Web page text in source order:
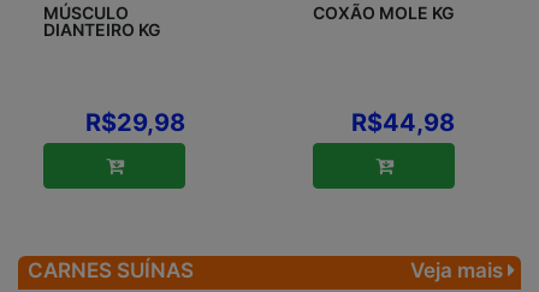
MÚSCULO
DIANTEIRO KG
R$29,98
COXÃO MOLE KG
R$44,98
CARNES SUÍNAS Veja mais